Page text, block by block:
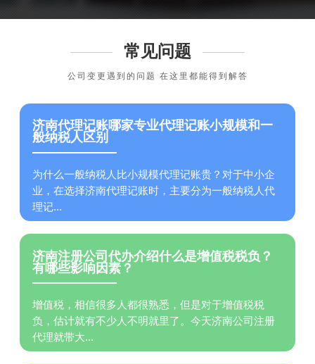
常见问题
公司变更遇到的问题 在这里都能得到解答
济南代理记账哪家专业代理记账小规模和一
般纳税人区别
为什么一般纳税人比小规模代理记账贵？对于中小企
业，在选择济南代理记账时，主要分为一般纳税人代
理记...
济南注册公司代办介绍什么是增值税税负？
有哪些影响因素？
增值税，相信很多人都很熟悉，但是对于增值税税
负，估计就有不少人不明就里了。今天济南公司注册
代理就带大...